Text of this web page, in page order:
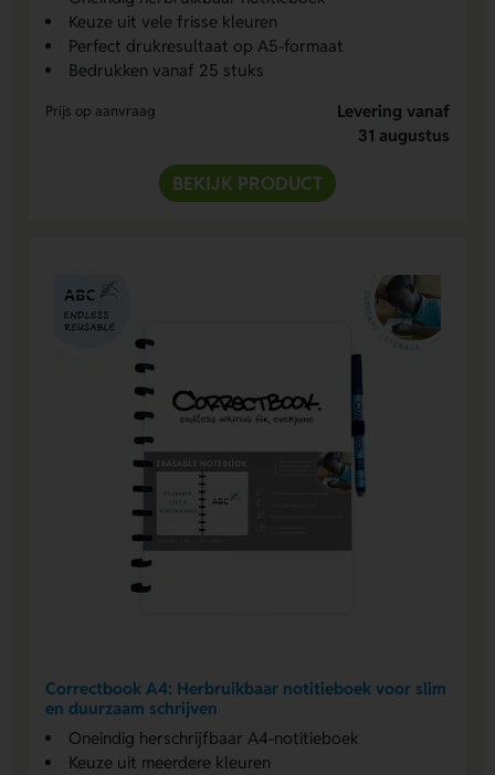
Keuze uit vele frisse kleuren
Perfect drukresultaat op A5-formaat
Bedrukken vanaf 25 stuks
Prijs op aanvraag
Levering vanaf
31 augustus
BEKIJK PRODUCT
Correctbook A4: Herbruikbaar notitieboek voor slim
en duurzaam schrijven
Oneindig herschrijfbaar A4-notitieboek
Keuze uit meerdere kleuren